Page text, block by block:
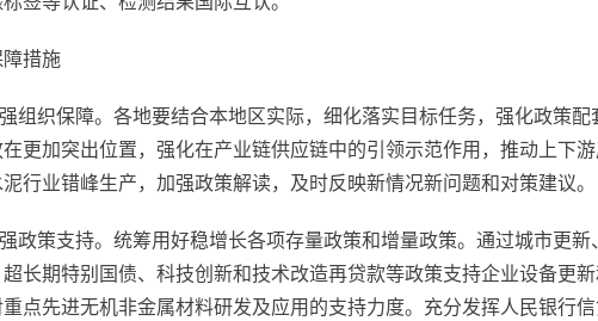
措施
组织保障。各地要结合本地区实际，细化落实目标任务，强化政策
更加突出位置，强化在产业链供应链中的引领示范作用，推动上下
行业错峰生产，加强政策解读，及时反映新情况新问题和对策建议。
政策支持。统筹用好稳增长各项存量政策和增量政策。通过城市更
长期特别国债、科技创新和技术改造再贷款等政策支持企业设备更
点先进无机非金属材料研发及应用的支持力度。充分发挥人民银行